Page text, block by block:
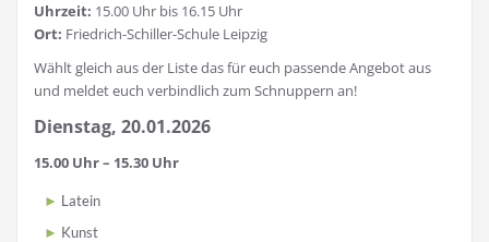
Uhrzeit: 15.00 Uhr bis 16.15 Uhr
Ort: Friedrich-Schiller-Schule Leipzig
Wählt gleich aus der Liste das für euch passende Angebot aus
und meldet euch verbindlich zum Schnuppern an!
Dienstag, 20.01.2026
15.00 Uhr – 15.30 Uhr
Latein
Kunst